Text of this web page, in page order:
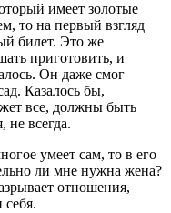
имеет золотые
то на первый взгляд
билет. Это же
приготовить, и
Он даже смог
Казалось бы,
все, должны быть
не всегда.
умеет сам, то в его
ли мне нужна жена?
отношения,
себя.